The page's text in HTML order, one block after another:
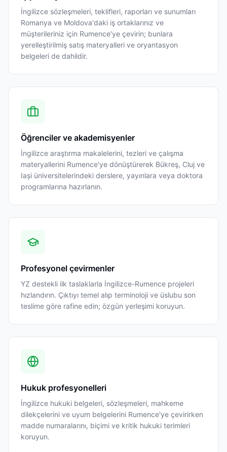
İngilizce sözleşmeleri, teklifleri, raporları ve sunumları
Romanya ve Moldova'daki iş ortaklarınız ve
müşterileriniz için Rumence'ye çevirin; bunlara
yerelleştirilmiş satış materyalleri ve oryantasyon
belgeleri de dahildir.
Öğrenciler ve akademisyenler
İngilizce araştırma makalelerini, tezleri ve çalışma
materyallerini Rumence'ye dönüştürerek Bükreş, Cluj ve
Iași üniversitelerindeki derslere, yayınlara veya doktora
programlarına hazırlanın.
Profesyonel çevirmenler
YZ destekli ilk taslaklarla İngilizce-Rumence projeleri
hızlandırın. Çıktıyı temel alıp terminoloji ve üslubu son
teslime göre rafine edin; özgün yerleşimi koruyun.
Hukuk profesyonelleri
İngilizce hukuki belgeleri, sözleşmeleri, mahkeme
dilekçelerini ve uyum belgelerini Rumence'ye çevirirken
madde numaralarını, biçimi ve kritik hukuki terimleri
koruyun.